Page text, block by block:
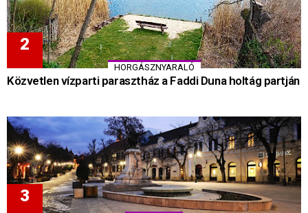
HORGÁSZNYARALÓ
Közvetlen vízparti parasztház a Faddi Duna holtág partján